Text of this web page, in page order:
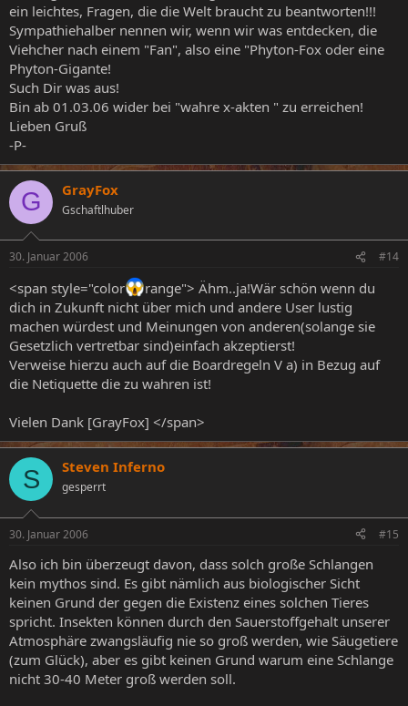
ein leichtes, Fragen, die die Welt braucht zu beantworten!!!
Sympathiehalber nennen wir, wenn wir was entdecken, die
Viehcher nach einem "Fan", also eine "Phyton-Fox oder eine
Phyton-Gigante!
Such Dir was aus!
Bin ab 01.03.06 wider bei "wahre x-akten " zu erreichen!
Lieben Gruß
-P-
G GrayFox
Gschaftlhuber
30. Januar 2006 #14
<span style="color
range"> Ähm..ja!Wär schön wenn du
dich in Zukunft nicht über mich und andere User lustig
machen würdest und Meinungen von anderen(solange sie
Gesetzlich vertretbar sind)einfach akzeptierst!
Verweise hierzu auch auf die Boardregeln V a) in Bezug auf
die Netiquette die zu wahren ist!
Vielen Dank [GrayFox] </span>
S Steven Inferno
gesperrt
30. Januar 2006 #15
Also ich bin überzeugt davon, dass solch große Schlangen
kein mythos sind. Es gibt nämlich aus biologischer Sicht
keinen Grund der gegen die Existenz eines solchen Tieres
spricht. Insekten können durch den Sauerstoffgehalt unserer
Atmosphäre zwangsläufig nie so groß werden, wie Säugetiere
(zum Glück), aber es gibt keinen Grund warum eine Schlange
nicht 30-40 Meter groß werden soll.